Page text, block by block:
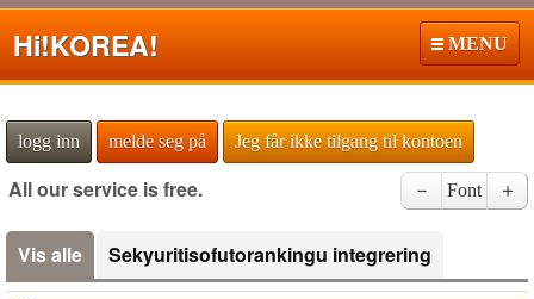
Hi!KOREA! MENU
logg inn melde seg på Jeg får ikke tilgang til kontoen
All our service is free. － Font ＋
Vis alle Sekyuritisofutorankingu integrering